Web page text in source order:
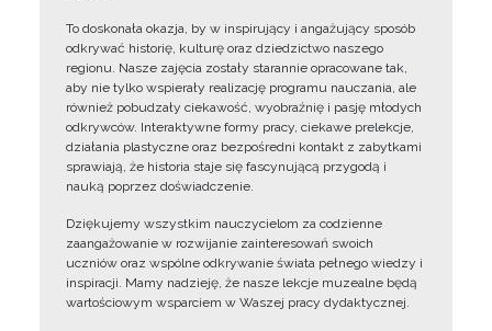
To doskonała okazja, by w inspirujący i angażujący sposób
odkrywać historię, kulturę oraz dziedzictwo naszego
regionu. Nasze zajęcia zostały starannie opracowane tak,
aby nie tylko wspierały realizację programu nauczania, ale
również pobudzały ciekawość, wyobraźnię i pasję młodych
odkrywców. Interaktywne formy pracy, ciekawe prelekcje,
działania plastyczne oraz bezpośredni kontakt z zabytkami
sprawiają, że historia staje się fascynującą przygodą i
nauką poprzez doświadczenie.
Dziękujemy wszystkim nauczycielom za codzienne
zaangażowanie w rozwijanie zainteresowań swoich
uczniów oraz wspólne odkrywanie świata pełnego wiedzy i
inspiracji. Mamy nadzieję, że nasze lekcje muzealne będą
wartościowym wsparciem w Waszej pracy dydaktycznej.